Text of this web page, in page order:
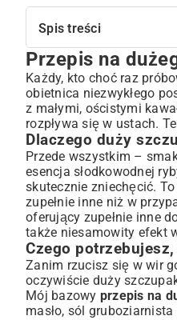
Spis treści
Przepis na dużego
Dlaczego duży szczupak
Czego potrzebujesz,
Jak przygotować
Czyszczenie i
Marynowanie
Metody pieczenia
Szczupak pieczony w
Szczupak faszerowany –
Idealne dodatki i sosy do
Warzywne kompozycje
Delikatne sosy
Wskazówki i triki, aby
Jak uniknąć wysuszenia
Przepis na
Każdy, kto choć raz
obietnica niezwykłego
z małymi, ościstymi
rozpływa się w ustach.
Dlaczego duży
Przede wszystkim –
esencja słodkowodnej
skutecznie zniechęcić.
zupełnie inne niż w
oferujący zupełnie inne
także niesamowity efekt
Czego
Zanim rzucisz się w wir
oczywiście duży
Mój bazowy przepis na
masło, sól